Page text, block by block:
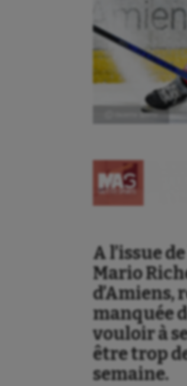
Ⓒ Gazette Sports
A l’issue
Mario
manquée
vouloir à
être trop
semaine.